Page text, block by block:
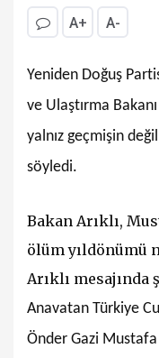
A+ A-
Yeniden Doğuş
ve Ulaştırma Bakanı
yalnız geçmişin
söyledi.
Bakan Arıklı,
ölüm yıldönümü
Arıklı
Anavatan Türkiye
Önder Gazi